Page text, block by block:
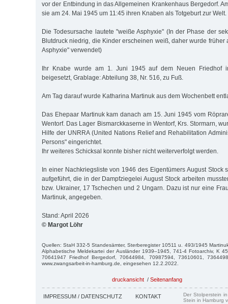
vor der Entbindung in das Allgemeinen Krankenhaus Bergedorf.
sie am 24. Mai 1945 um 11:45 ihren Knaben als Totgeburt zur Welt.
Die Todesursache lautete "weiße Asphyxie" (In der Phase der
Blutdruck niedrig, die Kinder erscheinen weiß, daher wurde früher
Asphyxie" verwendet)
Ihr Knabe wurde am 1. Juni 1945 auf dem Neuen Friedhof
beigesetzt, Grablage: Abteilung 38, Nr. 516, zu Fuß.
Am Tag darauf wurde Katharina Martinuk aus dem Wochenbett
Das Ehepaar Martinuk kam danach am 15. Juni 1945 vom
Wentorf. Das Lager Bismarckkaserne in Wentorf, Krs. Stormarn,
Hilfe der UNRRA (United Nations Relief and Rehabilitation
Persons" eingerichtet.
Ihr weiteres Schicksal konnte bisher nicht weiterverfolgt werden.
In einer Nachkriegsliste von 1946 des Eigentümers August Stock
aufgeführt, die in der Dampfziegelei August Stock arbeiten
bzw. Ukrainer, 17 Tschechen und 2 Ungarn. Dazu ist nur eine
Martinuk, angegeben.
Stand: April 2026
© Margot Löhr
Quellen: StaH 332-5 Standesämter, Sterberegister 10511 u. 493/1945
Alphabetische Meldekartei der Ausländer 1939–1945, 741-4 Fotoarchiv, K
70641947 Friedhof Bergedorf, 70644984, 70987594, 73610601,
www.zwangsarbeit-in-hamburg.de, eingesehen 12.2.2022.
druckansicht / Seitenanfang
IMPRESSUM / DATENSCHUTZ KONTAKT
Der Stolperstein
Stein in Hamburg